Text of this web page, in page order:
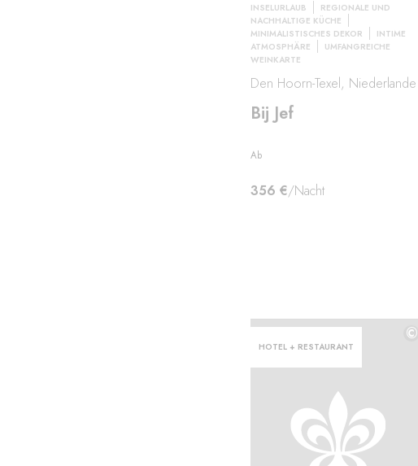
INSELURLAUB
REGIONALE UND
NACHHALTIGE KÜCHE
MINIMALISTISCHES DEKOR
INTIME
ATMOSPHÄRE
UMFANGREICHE
WEINKARTE
Den Hoorn-Texel, Niederlande
Bij Jef
Ab
356 €/Nacht
HOTEL + RESTAURANT
©